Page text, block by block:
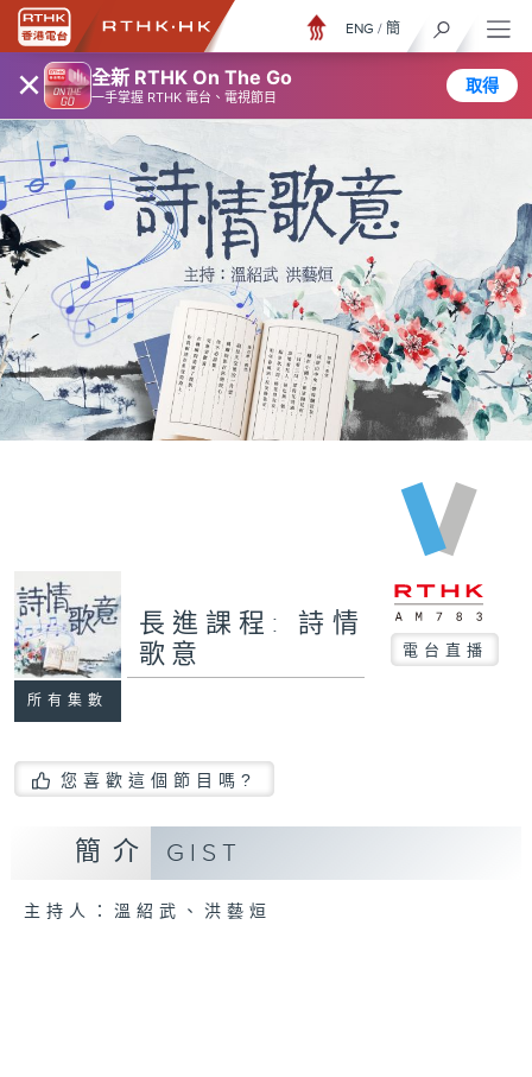
× 全新 RTHK On The Go
一手掌握 RTHK 電台、電視節目
取得
ENG / 簡
所有集數
長進課程: 詩情
歌意
電台直播
您喜歡這個節目嗎?
簡介 GIST
主持人：溫紹武、洪藝烜